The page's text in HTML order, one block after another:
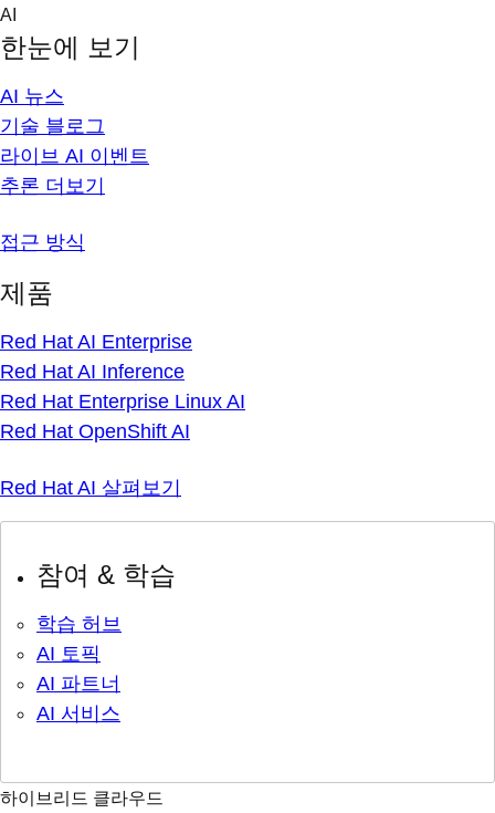
Skip
content
AI
한눈에 보기
AI 뉴스
기술 블로그
라이브 AI 이벤트
추론 더보기
접근 방식
제품
Red Hat AI Enterprise
Red Hat AI Inference
Red Hat Enterprise Linux AI
Red Hat OpenShift AI
Red Hat AI 살펴보기
참여 & 학습
학습 허브
AI 토픽
AI 파트너
AI 서비스
하이브리드 클라우드